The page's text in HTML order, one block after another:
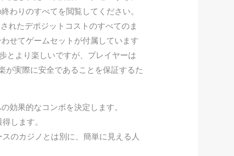
わりのすべてを閲覧してください。
れたデポジットコストのすべてのま
せてゲームセットが付属しています
とより楽しいですが、プレイヤーは
が実際に安全であることを保証するた
効果的なコンボを決定します。
します。
のカジノとは別に、簡単に見える人